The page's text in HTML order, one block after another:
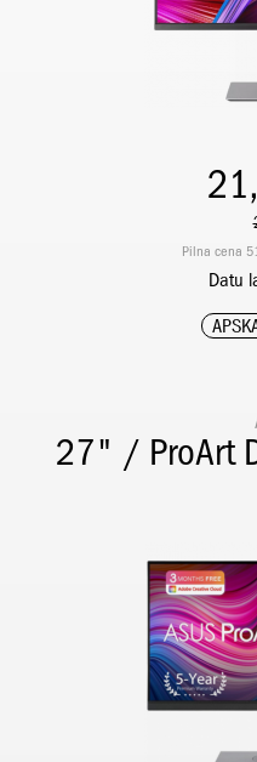
Pilna cena
Datu
27" / ProArt